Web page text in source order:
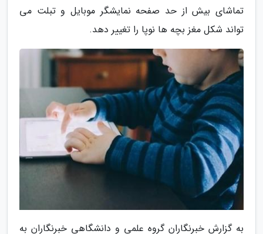
تماشای بیش از حد صفحه نمایشگر موبایل و تبلت می
تواند شکل مغز بچه ها نوپا را تغییر دهد.
به گزارش خبرنگاران گروه علمی و دانشگاهی خبرنگاران به